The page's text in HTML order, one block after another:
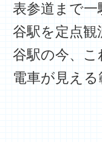
表参道まで
谷駅を定点
谷駅の今、
電車が見え